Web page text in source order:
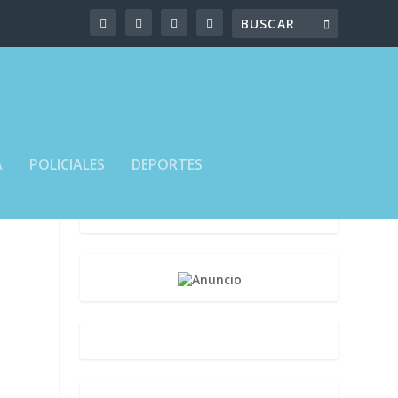
POLICIALES DEPORTES